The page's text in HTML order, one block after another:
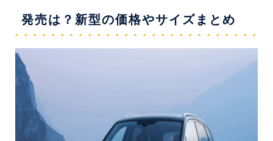
発売は？新型の価格やサイズまとめ